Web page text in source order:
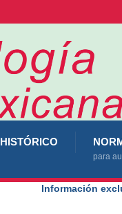
HISTÓRICO
para
Información